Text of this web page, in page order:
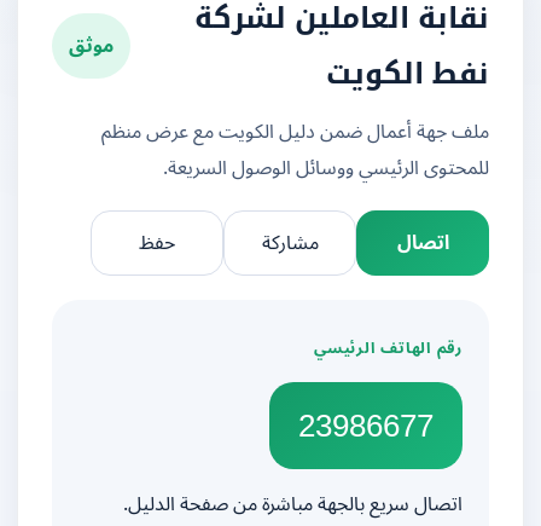
نقابة العاملين لشركة
نفط الكويت
موثق
ملف جهة أعمال ضمن دليل الكويت مع عرض منظم
للمحتوى الرئيسي ووسائل الوصول السريعة.
اتصال
مشاركة
رقم الهاتف الرئيسي
23986677
اتصال سريع بالجهة مباشرة من صفحة الدليل.